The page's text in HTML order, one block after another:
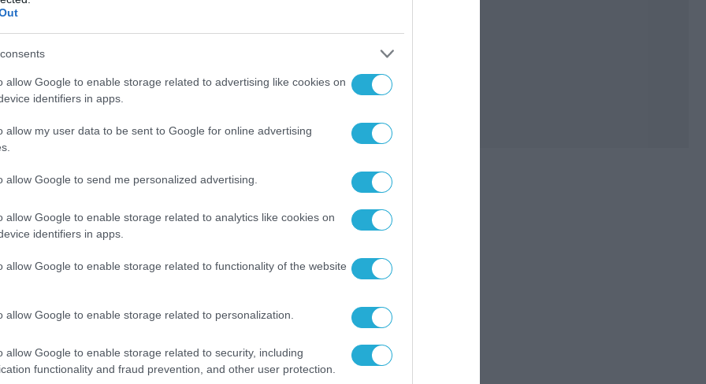
allow Google to enable storage related to advertising like cookies on
identifiers in apps.
allow my user data to be sent to Google for online advertising
allow Google to send me personalized advertising.
allow Google to enable storage related to analytics like cookies on
identifiers in apps.
allow Google to enable storage related to functionality of the website
allow Google to enable storage related to personalization.
allow Google to enable storage related to security, including
functionality and fraud prevention, and other user protection.
τα όσα μετέδωσε το αντιπολιτευόμενο
από την υποτιθέμενη θεμελίωση που
«Αυτά εδώ είναι τα θεμέλια ενός
αποκαλύφθηκαν αυτές οι εικόνες, τα
σχολίασε η παρουσιάστρια εκπομπής
ΤΟΥΡΚΙΑ
ΑΡΘΡΟ